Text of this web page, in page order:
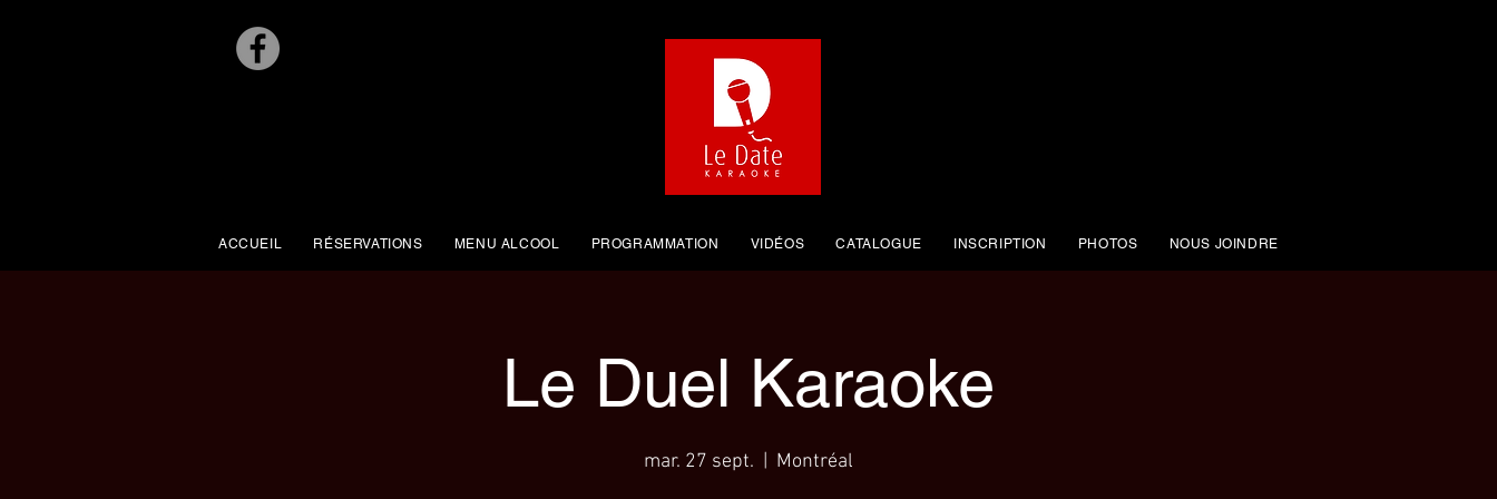
ACCUEIL RÉSERVATIONS MENU ALCOOL PROGRAMMATION VIDÉOS CATALOGUE INSCRIPTION PHOTOS NOUS JOINDRE
Le Duel Karaoke
mar. 27 sept. Montréal